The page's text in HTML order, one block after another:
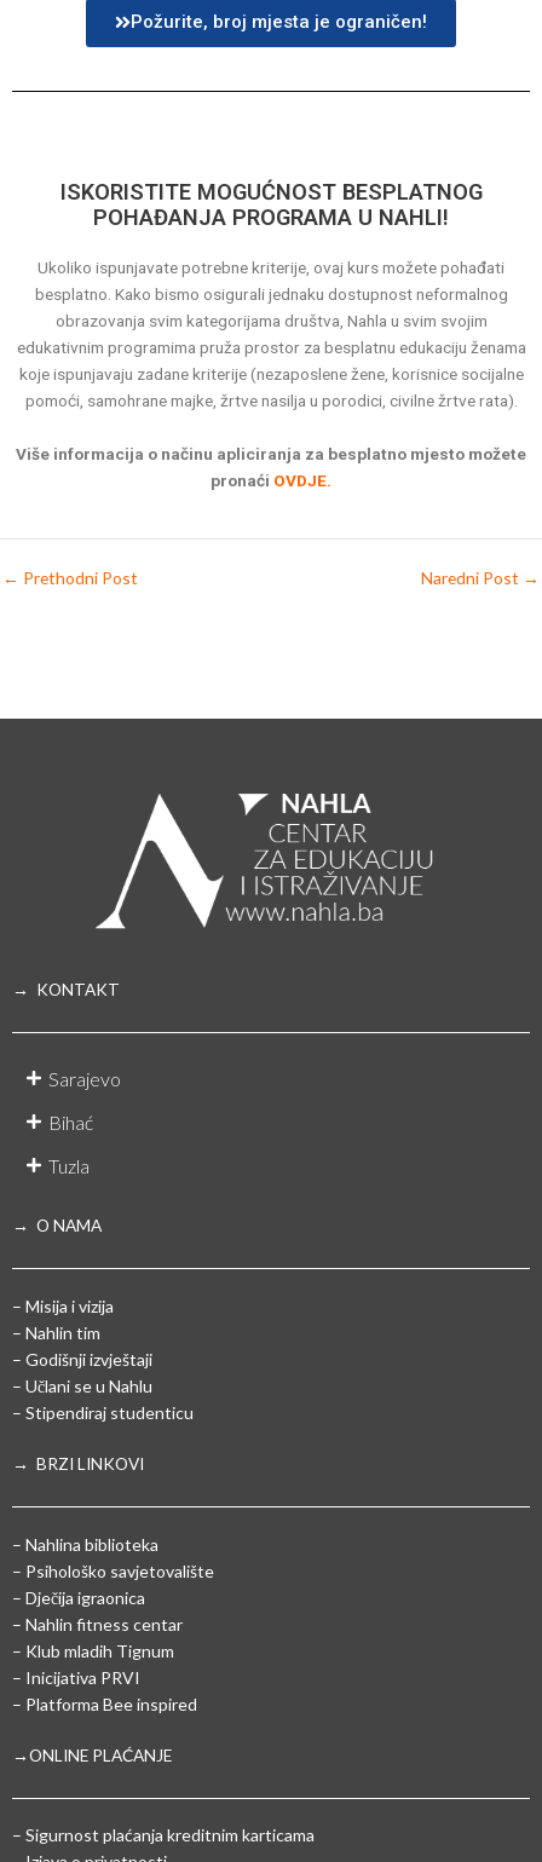
Požurite, broj mjesta je ograničen!
ISKORISTITE MOGUĆNOST BESPLATNOG
POHAĐANJA PROGRAMA U NAHLI!
Ukoliko ispunjavate potrebne kriterije, ovaj kurs možete pohađati
besplatno. Kako bismo osigurali jednaku dostupnost neformalnog
obrazovanja svim kategorijama društva, Nahla u svim svojim
edukativnim programima pruža prostor za besplatnu edukaciju ženama
koje ispunjavaju zadane kriterije (nezaposlene žene, korisnice socijalne
pomoći, samohrane majke, žrtve nasilja u porodici, civilne žrtve rata).
Više informacija o načinu apliciranja za besplatno mjesto možete
pronaći OVDJE.
← Prethodni Post Naredni Post →
→ KONTAKT
Sarajevo
Bihać
Tuzla
→ O NAMA
– Misija i vizija
– Nahlin tim
– Godišnji izvještaji
– Učlani se u Nahlu
– Stipendiraj studenticu
→ BRZI LINKOVI
– Nahlina biblioteka
– Psihološko savjetovalište
– Dječija igraonica
– Nahlin fitness centar
– Klub mladih Tignum
– Inicijativa PRVI
– Platforma Bee inspired
→ONLINE PLAĆANJE
– Sigurnost plaćanja kreditnim karticama